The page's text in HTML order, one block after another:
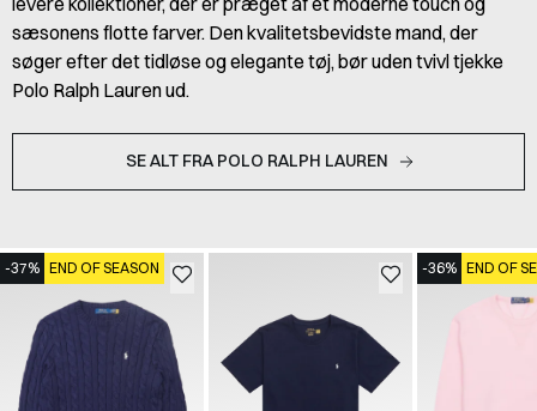
sæsonens flotte farver. Den kvalitetsbevidste mand, der
søger efter det tidløse og elegante tøj, bør uden tvivl tjekke
Polo Ralph Lauren ud.
SE ALT FRA POLO RALPH LAUREN
-37% END OF SEASON -36% END OF